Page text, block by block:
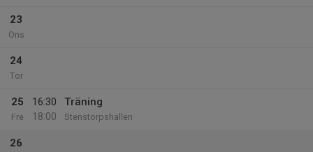
23
Ons
24
Tor
25
Fre
16:30
18:00
Träning
Stenstorpshallen
26